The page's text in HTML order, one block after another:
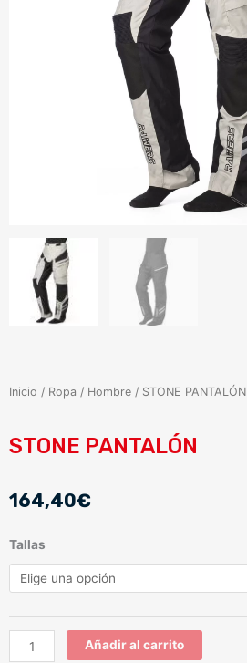
Inicio / Ropa / Hombre / STONE PANTALÓN
STONE PANTALÓN
164,40€
Tallas
STONE
PANTALÓN
cantidad
Añadir al carrito